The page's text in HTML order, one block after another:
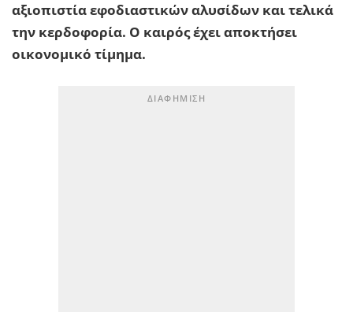
αξιοπιστία εφοδιαστικών αλυσίδων και τελικά
την κερδοφορία. Ο καιρός έχει αποκτήσει
οικονομικό τίμημα.